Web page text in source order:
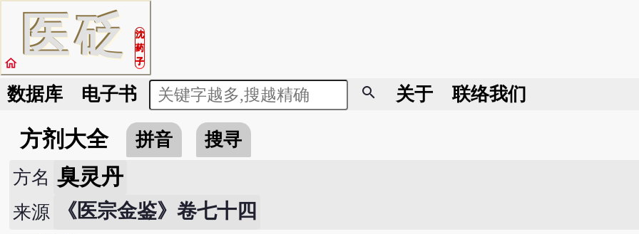
医砭
沈
药
子
home
数据库 电子书 search 关于 联络我们
方剂大全 拼音
搜寻
方名 臭灵丹
来源 《医宗金鉴》卷七十四